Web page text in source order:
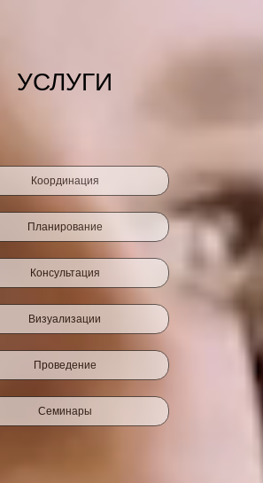
УСЛУГИ
Координация
Планирование
Консультация
Визуализации
Проведение
Семинары